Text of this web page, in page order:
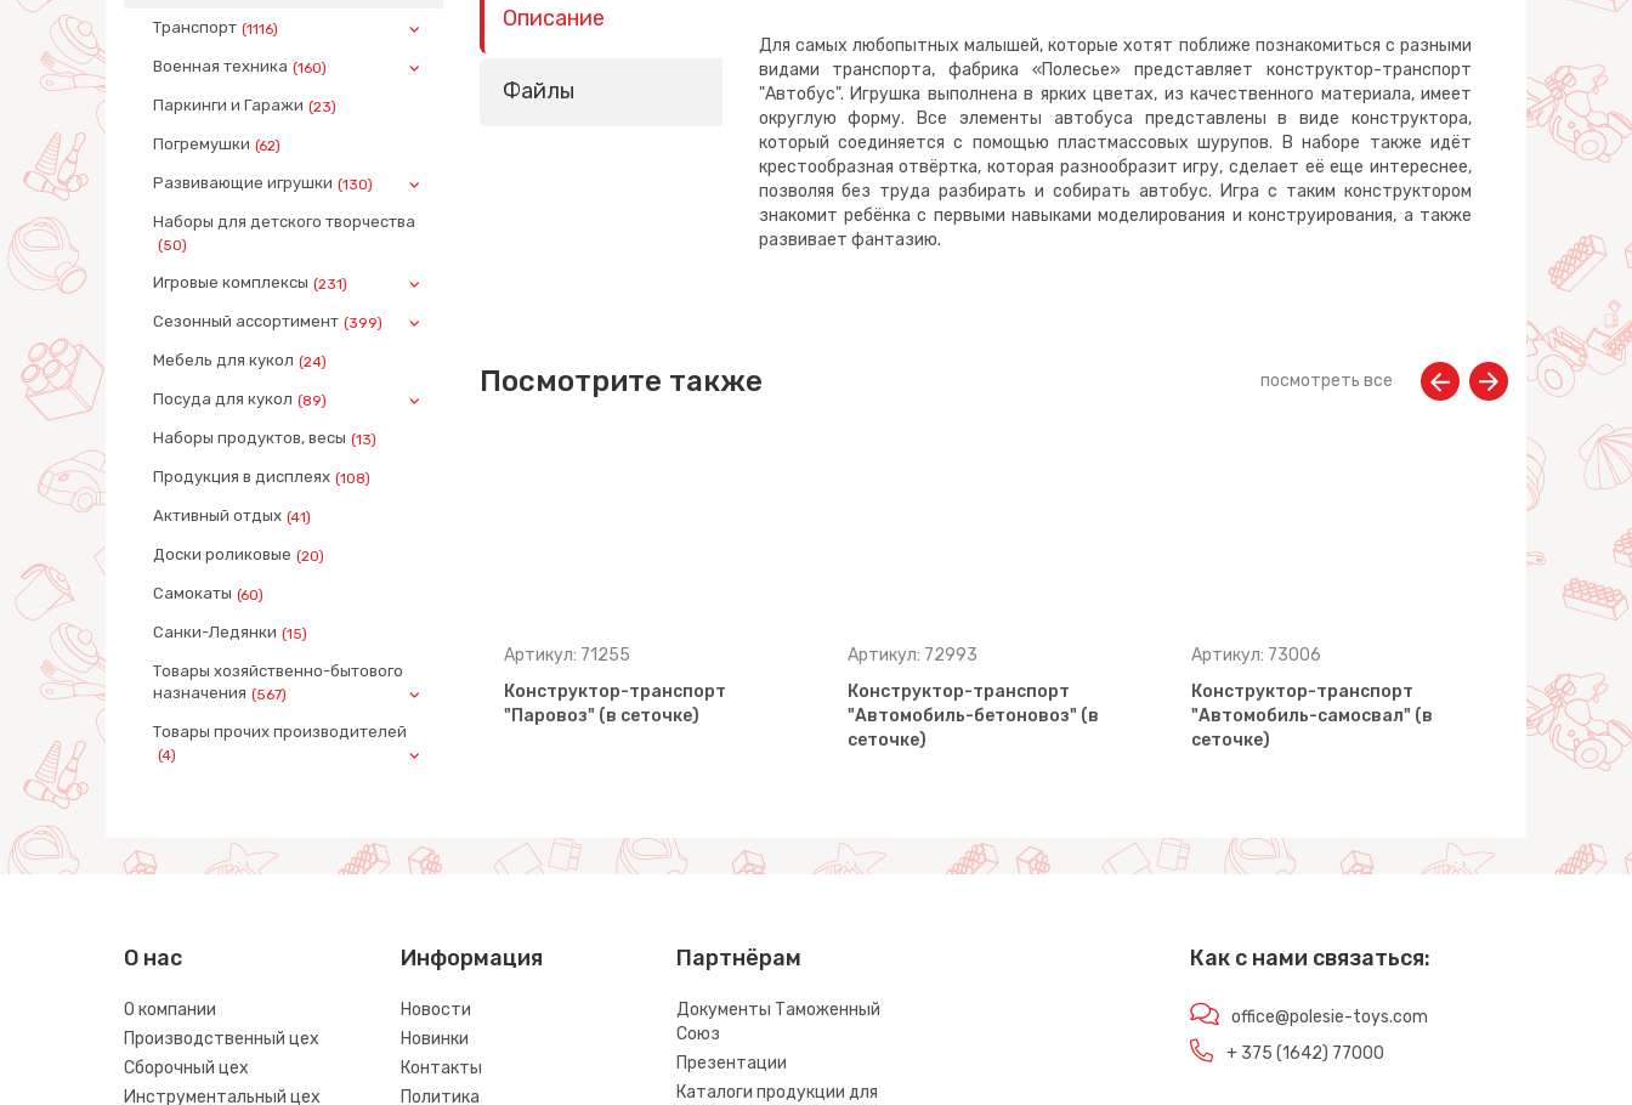
Транспорт (1116)
Военная техника (160)
Паркинги и Гаражи (23)
Погремушки (62)
Развивающие игрушки (130)
Наборы для детского творчества
(50)
Игровые комплексы (231)
Сезонный ассортимент (399)
Мебель для кукол (24)
Посуда для кукол (89)
Наборы продуктов, весы (13)
Продукция в дисплеях (108)
Активный отдых (41)
Доски роликовые (20)
Самокаты (60)
Санки-Ледянки (15)
Товары хозяйственно-бытового
назначения (567)
Товары прочих производителей
(4)
Описание
Файлы
Для самых любопытных малышей, которые хотят поближе познакомиться с разными
видами транспорта, фабрика «Полесье» представляет конструктор-транспорт
"Автобус". Игрушка выполнена в ярких цветах, из качественного материала, имеет
округлую форму. Все элементы автобуса представлены в виде конструктора,
который соединяется с помощью пластмассовых шурупов. В наборе также идёт
крестообразная отвёртка, которая разнообразит игру, сделает её еще интереснее,
позволяя без труда разбирать и собирать автобус. Игра с таким конструктором
знакомит ребёнка с первыми навыками моделирования и конструирования, а также
развивает фантазию.
Посмотрите также посмотреть все
Конструктор-транспорт
пакете)
Артикул: 71255
Конструктор-транспорт
"Паровоз" (в сеточке)
Артикул: 72993
Конструктор-транспорт
"Автомобиль-бетоновоз" (в
сеточке)
Артикул: 73006
Конструктор-транспорт
"Автомобиль-самосвал" (в
сеточке)
сеточке)
О нас
О компании
Производственный цех
Сборочный цех
Инструментальный цех
Информация
Новости
Новинки
Контакты
Политика
Партнёрам
Документы Таможенный
Союз
Презентации
Каталоги продукции для
Как с нами связаться:
office@polesie-toys.com
+ 375 (1642) 77000